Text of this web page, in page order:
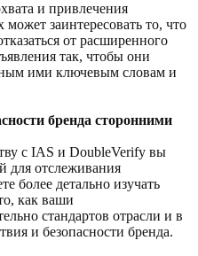
и привлечения
может заинтересовать то, что
от расширенного
так, чтобы они
ими ключевым словам и
бренда сторонними
с IAS и DoubleVerify вы
для отслеживания
более детально изучать
как ваши
стандартов отрасли и в
и безопасности бренда.